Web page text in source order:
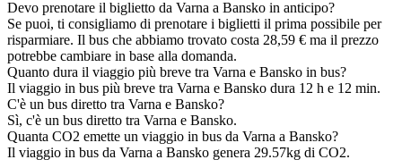
Devo prenotare il biglietto da Varna a Bansko in anticipo?
Se puoi, ti consigliamo di prenotare i biglietti il prima possibile per
risparmiare. Il bus che abbiamo trovato costa 28,59 € ma il prezzo
potrebbe cambiare in base alla domanda.
Quanto dura il viaggio più breve tra Varna e Bansko in bus?
Il viaggio in bus più breve tra Varna e Bansko dura 12 h e 12 min.
C'è un bus diretto tra Varna e Bansko?
Sì, c'è un bus diretto tra Varna e Bansko.
Quanta CO2 emette un viaggio in bus da Varna a Bansko?
Il viaggio in bus da Varna a Bansko genera 29.57kg di CO2.